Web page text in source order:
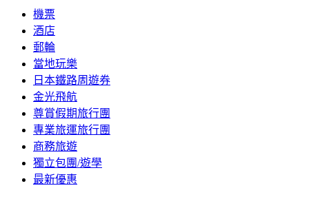
機票
酒店
郵輪
當地玩樂
日本鐵路周遊券
金光飛航
尊賞假期旅行團
專業旅運旅行團
商務旅遊
獨立包團/遊學
最新優惠